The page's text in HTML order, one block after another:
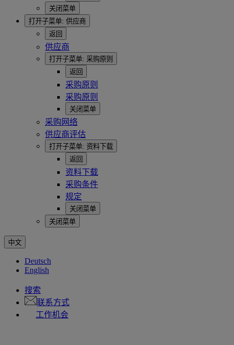
关闭菜单
打开子菜单: 供应商
返回
供应商
打开子菜单: 采购原则
返回
采购原则
采购原则
关闭菜单
采购网络
供应商评估
打开子菜单: 资料下载
返回
资料下载
采购条件
规定
关闭菜单
关闭菜单
中文
Deutsch
English
搜索
联系方式
工作机会